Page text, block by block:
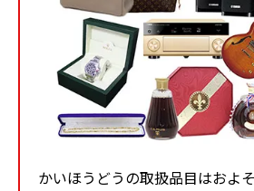
かいほうどうの取扱品目はおよ